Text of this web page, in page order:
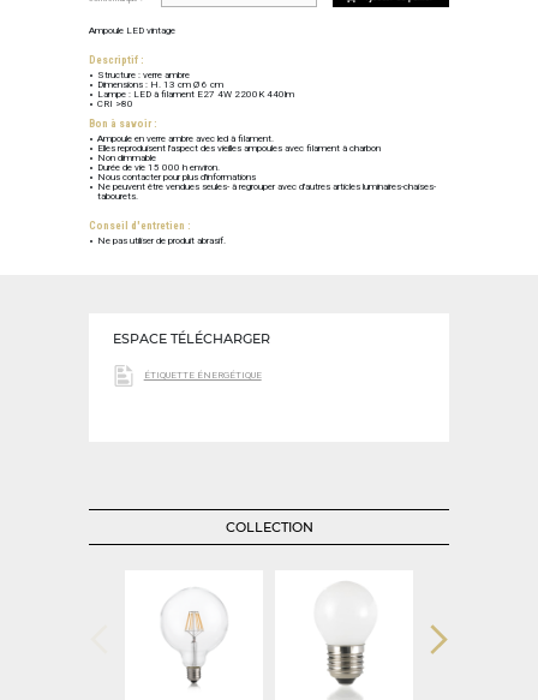
Ampoule LED vintage
Descriptif :
Structure : verre ambre
Dimensions : H. 13 cm Ø 6 cm
Lampe : LED à filament E27 4W 2200K 440lm
CRI >80
Bon à savoir :
Ampoule en verre ambre avec led à filament.
Elles reproduisent l'aspect des vieilles ampoules avec filament à charbon
Non dimmable
Durée de vie 15 000 h environ.
Nous contacter pour plus d'informations
Ne peuvent être vendues seules- à regrouper avec d'autres articles luminaires-chaises-
tabourets.
Conseil d'entretien :
Ne pas utiliser de produit abrasif.
ESPACE TÉLÉCHARGER
ÉTIQUETTE ÉNERGÉTIQUE
COLLECTION